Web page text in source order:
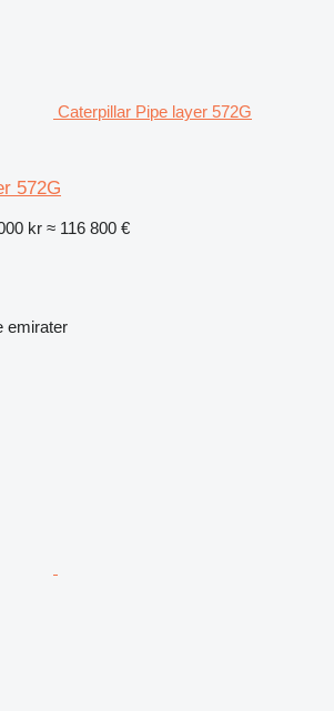
Caterpillar Pipe layer 572G
572G
kr ≈ 116 800 €
emirater